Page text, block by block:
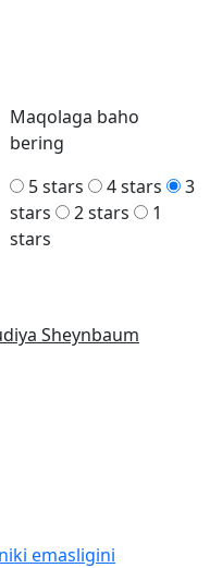
Sheynbaum
Maqolaga baho
bering
5 stars
4 stars
3
stars
2 stars
1
stars
emasligini